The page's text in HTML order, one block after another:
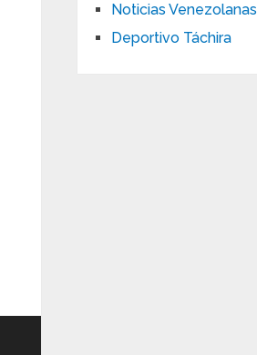
Noticias Venezolanas
Deportivo Táchira